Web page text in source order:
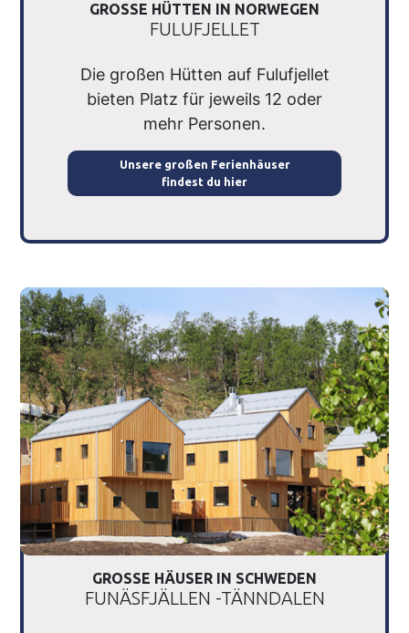
GROSSE HÜTTEN IN NORWEGEN
FULUFJELLET
Die großen Hütten auf Fulufjellet
bieten Platz für jeweils 12 oder
mehr Personen.
Unsere großen Ferienhäuser
findest du hier
GROSSE HÄUSER IN SCHWEDEN
FUNÄSFJÄLLEN -TÄNNDALEN